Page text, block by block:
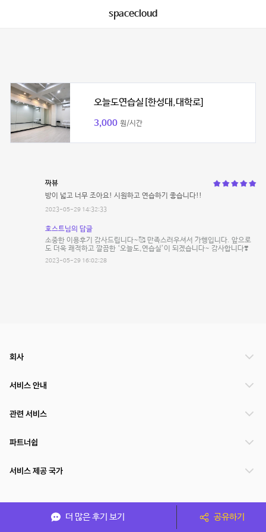
spacecloud
오늘도연습실[한성대,대학로]
3,000 원/시간
짜뷰
방이 넓고 너무 조아요! 시원하고 연습하기 좋습니다!!
2023-05-29 14:32:33
호스트님의 답글
소중한 이용후기 감사드립니다~🥰 만족스러우셔서 가행입니다. 앞으로
도 더욱 쾌적하고 깔끔한 ‘오늘도,연습실’이 되겠습니다~ 감사합니다❣️
2023-05-29 16:02:28
더 많은 후기 보기 공유하기
회사
서비스 안내
관련 서비스
파트너쉽
서비스 제공 국가
(주)NSPACE 사업자정보